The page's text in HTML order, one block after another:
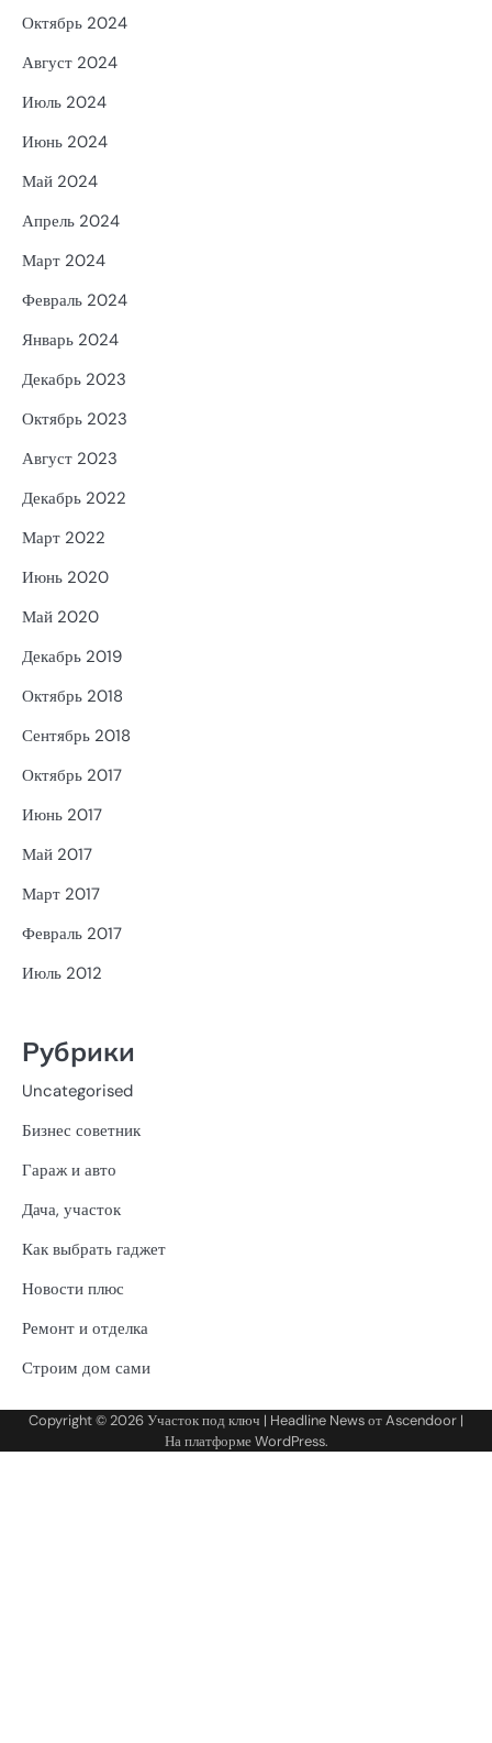
Октябрь 2024
Август 2024
Июль 2024
Июнь 2024
Май 2024
Апрель 2024
Март 2024
Февраль 2024
Январь 2024
Декабрь 2023
Октябрь 2023
Август 2023
Декабрь 2022
Март 2022
Июнь 2020
Май 2020
Декабрь 2019
Октябрь 2018
Сентябрь 2018
Октябрь 2017
Июнь 2017
Май 2017
Март 2017
Февраль 2017
Июль 2012
Рубрики
Uncategorised
Бизнес советник
Гараж и авто
Дача, участок
Как выбрать гаджет
Новости плюс
Ремонт и отделка
Строим дом сами
Copyright © 2026Участок под ключ | Headline News отAscendoor |
На платформеWordPress.